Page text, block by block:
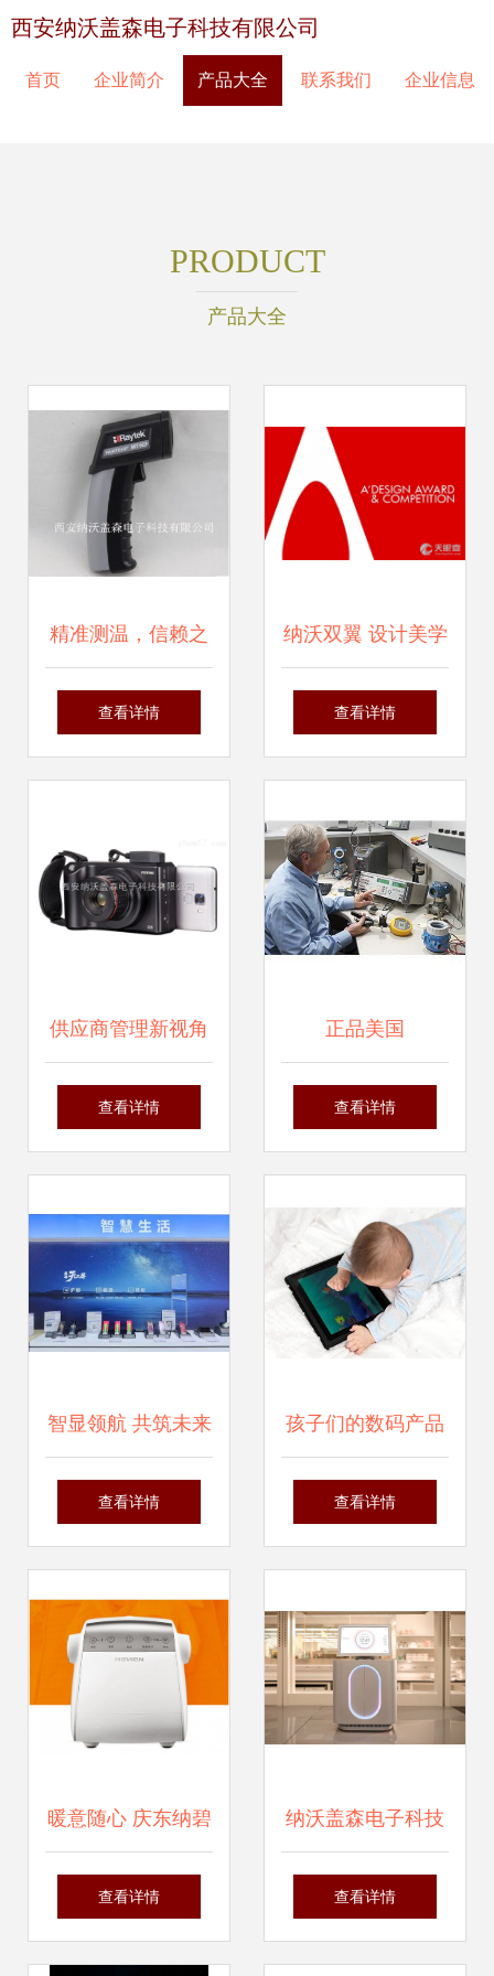
西安纳沃盖森电子科技有限公司
首页 企业简介 产品大全 联系我们 企业信息
PRODUCT
产品大全
精准测温，信赖之
选 雷泰MT6红外测
查看详情
纳沃双翼 设计美学
与科技创新的共鸣
查看详情
供应商管理新视角
纳沃盖森电子科技
查看详情
正品美国
Fluke1730三相电
数与使用详解
查看详情
智显领航 共筑未来
——天马微电子闪
显示技术大会
查看详情
孩子们的数码产品
之殇与纳沃盖森电
查看详情
暖意随心 庆东纳碧
安采暖产品携手纳
查看详情
纳沃盖森电子科技
创新驱动下的行业
查看详情